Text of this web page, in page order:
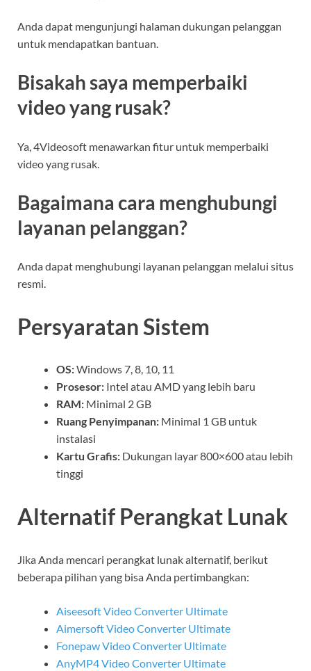
Anda dapat mengunjungi halaman dukungan pelanggan
untuk mendapatkan bantuan.
Bisakah saya memperbaiki
video yang rusak?
Ya, 4Videosoft menawarkan fitur untuk memperbaiki
video yang rusak.
Bagaimana cara menghubungi
layanan pelanggan?
Anda dapat menghubungi layanan pelanggan melalui situs
resmi.
Persyaratan Sistem
OS:Windows 7, 8, 10, 11
Prosesor: Intel atau AMD yang lebih baru
RAM: Minimal 2 GB
Ruang Penyimpanan: Minimal 1 GB untuk
instalasi
Kartu Grafis: Dukungan layar 800×600 atau lebih
tinggi
Alternatif Perangkat Lunak
Jika Anda mencari perangkat lunak alternatif, berikut
beberapa pilihan yang bisa Anda pertimbangkan:
Aiseesoft Video Converter Ultimate
Aimersoft Video Converter Ultimate
Fonepaw Video Converter Ultimate
AnyMP4 Video Converter Ultimate